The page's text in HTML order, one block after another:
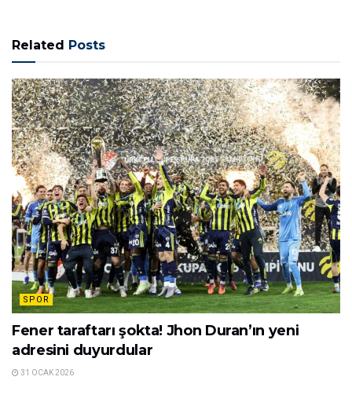
Related Posts
SPOR
Fener taraftarı şokta! Jhon Duran’ın yeni
adresini duyurdular
31 OCAK 2026